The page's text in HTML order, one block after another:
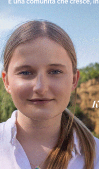
Articolo precedente
Gli juniores nazionali della
Sangiovannese sconfitti in casa dal
Poggibonsi
Ultime Notizie